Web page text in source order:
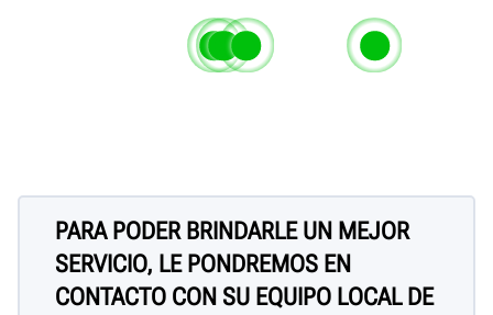
corrosión.
zinc
corrosión
PARA PODER BRINDARLE UN MEJOR
SERVICIO, LE PONDREMOS EN
CONTACTO CON SU EQUIPO LOCAL DE